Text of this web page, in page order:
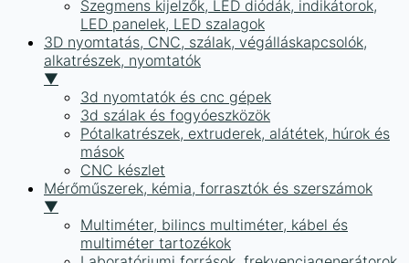
Szegmens kijelzők, LED diódák, indikátorok,
LED panelek, LED szalagok
3D nyomtatás, CNC, szálak, végálláskapcsolók,
alkatrészek, nyomtatók
▼
3d nyomtatók és cnc gépek
3d szálak és fogyóeszközök
Pótalkatrészek, extruderek, alátétek, húrok és
mások
CNC készlet
Mérőműszerek, kémia, forrasztók és szerszámok
▼
Multiméter, bilincs multiméter, kábel és
multiméter tartozékok